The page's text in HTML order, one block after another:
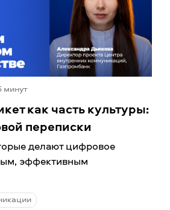
минут
как часть культуры:
переписки
делают цифровое
эффективным